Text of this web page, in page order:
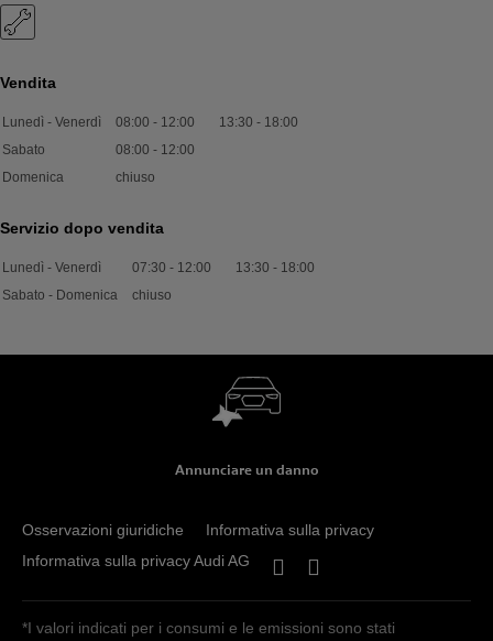
Vendita
Lunedì - Venerdì 08:00 - 12:00 13:30 - 18:00
Sabato
08:00 - 12:00
Domenica
chiuso
Servizio dopo vendita
Lunedì - Venerdì 07:30 - 12:00 13:30 - 18:00
Sabato - Domenica
chiuso
Annunciare un danno
Osservazioni giuridiche
Informativa sulla privacy
Informativa sulla privacy Audi AG
*I valori indicati per i consumi e le emissioni sono stati